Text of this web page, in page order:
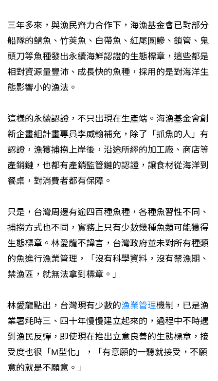
三年多來，與漁民齊力合作下，海漁基金會已對部分
船隊的鯖魚、竹莢魚、白帶魚、紅尾圓鰺、鎖管、鬼
頭刀等魚種發出永續海鮮認證的生態標章，這些都是
相對資源量豐沛、成長快的魚種，採用的是對海洋生
態影響小的漁法。
這樣的永續認證，不只出現在生產端。海漁基金會創
新企畫組計畫專員李威翰補充，除了「抓魚的人」有
認證，漁獲捕撈上岸後，沿途所經的加工廠、商店等
產銷鏈，也都有產銷監管鏈的認證，讓食材從海洋到
餐桌，對消費者都有保障。
只是，台灣周邊有逾四百種魚種，各種魚習性不同、
捕撈方式也不同，實務上只有少數幾種魚類可能獲得
生態標章。林愛龍不諱言，台灣政府並未對所有種類
的魚進行漁業管理，「沒有科學資料，沒有禁漁期、
禁漁區，就無法拿到標章。」
林愛龍點出，台灣現有少數的漁業管理機制，已是漁
業署耗時三、四十年慢慢建立起來的，過程中不時遇
到漁民反彈，即使現在推出立意良善的生態標章，接
受度也很「M型化」，「有意願的一聽就接受，不願
意的就是不願意。」